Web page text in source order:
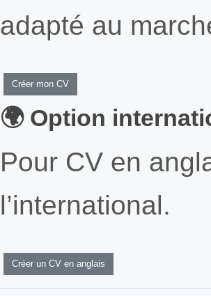
adapté au
Créer mon CV
🌍 Option
Pour CV en
l’international.
Créer un CV en anglais